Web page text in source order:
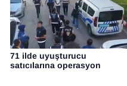
71 ilde uyuşturucu
satıcılarına operasyon